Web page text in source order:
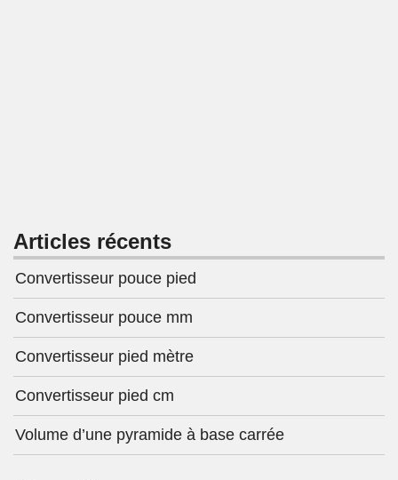
Articles récents
Convertisseur pouce pied
Convertisseur pouce mm
Convertisseur pied mètre
Convertisseur pied cm
Volume d’une pyramide à base carrée